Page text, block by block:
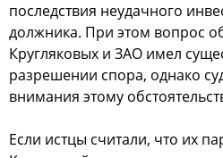
последствия неудачного
должника. При этом вопрос
Кругляковых и ЗАО имел
разрешении спора, однако
внимания этому
Если истцы считали, что их